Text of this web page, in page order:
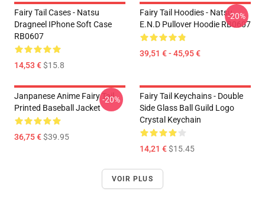
Fairy Tail Cases - Natsu
Dragneel IPhone Soft Case
RB0607
14,53 €$15.8
Fairy Tail Hoodies - Natsu
E.N.D Pullover Hoodie RB0607
39,51 € - 45,95 €
-20%
Janpanese Anime Fairy Tail
Printed Baseball Jacket
36,75 €$39.95
-20%
Fairy Tail Keychains - Double
Side Glass Ball Guild Logo
Crystal Keychain
14,21 €$15.45
VOIR PLUS